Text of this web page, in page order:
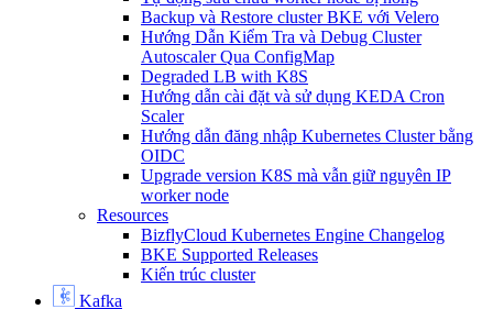
Backup và Restore cluster BKE với Velero
Hướng Dẫn Kiểm Tra và Debug Cluster
Autoscaler Qua ConfigMap
Degraded LB with K8S
Hướng dẫn cài đặt và sử dụng KEDA Cron
Scaler
Hướng dẫn đăng nhập Kubernetes Cluster bằng
OIDC
Upgrade version K8S mà vẫn giữ nguyên IP
worker node
Resources
BizflyCloud Kubernetes Engine Changelog
BKE Supported Releases
Kiến trúc cluster
Kafka